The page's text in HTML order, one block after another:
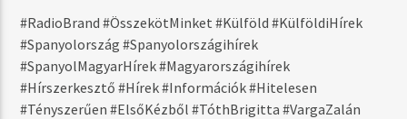
06:00 17:59
#RadioBrand #ÖsszekötMinket #Külföld #KülföldiHírek
#Spanyolország #Spanyolországihírek
#SpanyolMagyarHírek #Magyarországihírek
#Hírszerkesztő #Hírek #Információk #Hitelesen
#Tényszerűen #ElsőKézből #TóthBrigitta #VargaZalán